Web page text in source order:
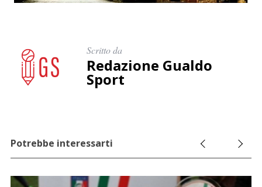
Scritto da
Redazione Gualdo
Sport
Potrebbe interessarti